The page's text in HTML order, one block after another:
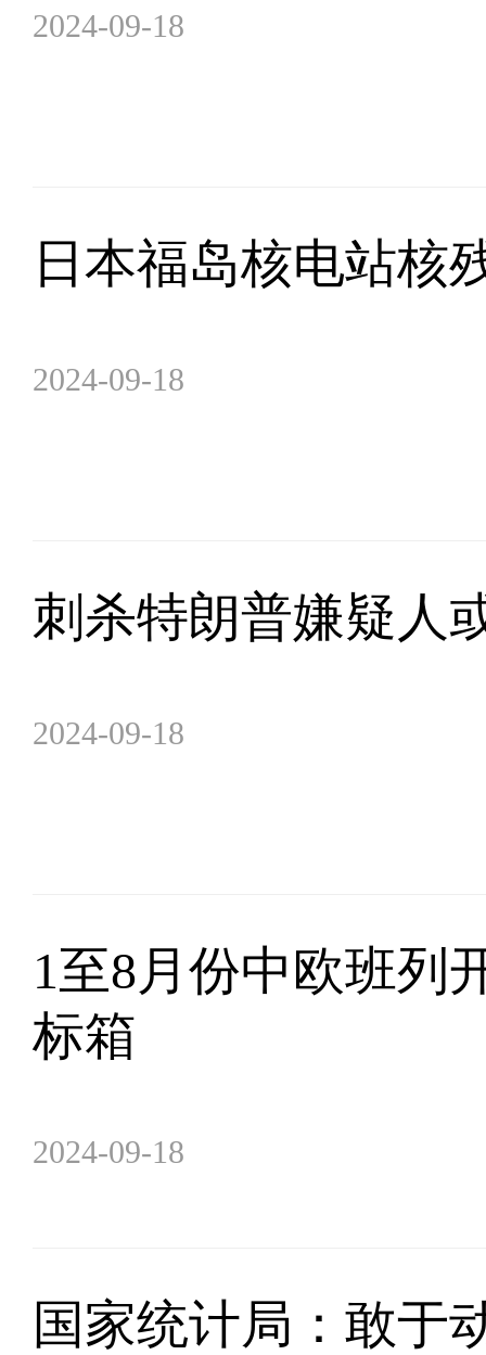
2024-09-18
日本福岛核电站核
2024-09-18
刺杀特朗普嫌疑人
2024-09-18
1至8月份中欧班列
标箱
2024-09-18
国家统计局：敢于